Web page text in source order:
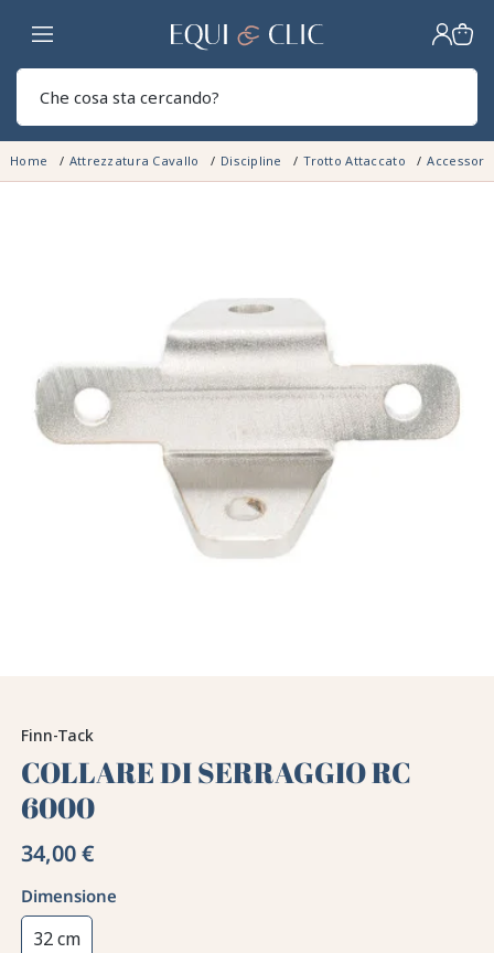
Casa
Home Attrezzatura Cavallo Discipline Trotto Attaccato Accessori
Finn-Tack
COLLARE DI SERRAGGIO RC
6000
34,00 €
Dimensione
32 cm